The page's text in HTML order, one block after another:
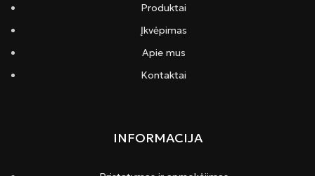
Produktai
Įkvėpimas
Apie mus
Kontaktai
INFORMACIJA